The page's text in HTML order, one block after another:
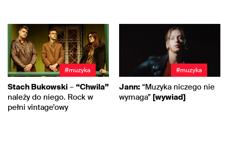
#muzyka
Stach Bukowski – “Chwila”
należy do niego. Rock w
pełni vintage’owy
#muzyka
Jann: “Muzyka niczego nie
wymaga” [wywiad]